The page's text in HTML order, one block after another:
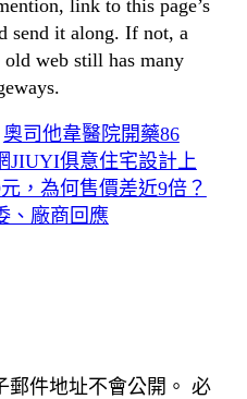
link to this page’s
send it along. If not, a
web still has many
奧司他韋醫院開藥86
JIUYI俱意住宅設計上
，為何售價差近9倍？
、廠商回應
件地址不會公開。 必